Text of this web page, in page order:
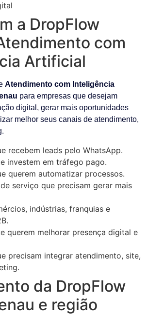
a DropFlow
com
Artificial
Atendimento com Inteligência
para empresas que desejam
digital, gerar mais oportunidades
melhor seus canais de atendimento,
recebem leads pelo WhatsApp.
investem em tráfego pago.
querem automatizar processos.
serviço que precisam gerar mais
indústrias, franquias e
querem melhorar presença digital e
precisam integrar atendimento, site,
da DropFlow
e região